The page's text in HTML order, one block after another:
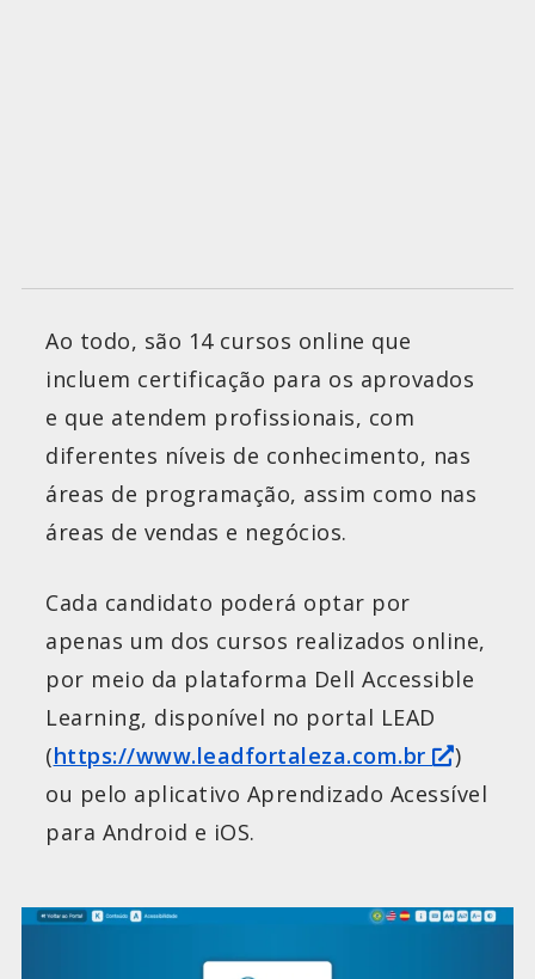
Ao todo, são 14 cursos online que
incluem certificação para os aprovados
e que atendem profissionais, com
diferentes níveis de conhecimento, nas
áreas de programação, assim como nas
áreas de vendas e negócios.
Cada candidato poderá optar por
apenas um dos cursos realizados online,
por meio da plataforma Dell Accessible
Learning, disponível no portal LEAD
(https://www.leadfortaleza.com.br
)
ou pelo aplicativo Aprendizado Acessível
para Android e iOS.